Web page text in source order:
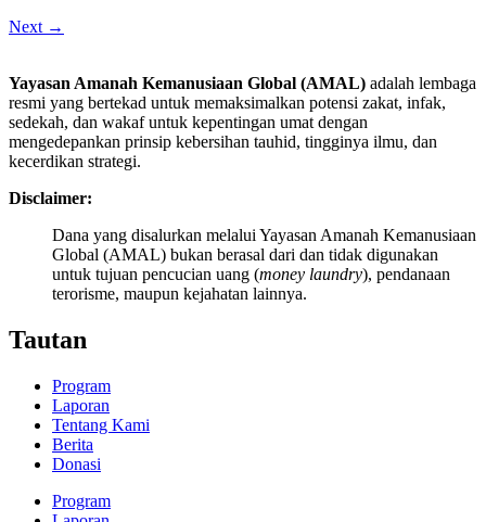
Next →
Yayasan Amanah Kemanusiaan Global (AMAL) adalah lembaga
resmi yang bertekad untuk memaksimalkan potensi zakat, infak,
sedekah, dan wakaf untuk kepentingan umat dengan
mengedepankan prinsip kebersihan tauhid, tingginya ilmu, dan
kecerdikan strategi.
Disclaimer:
Dana yang disalurkan melalui Yayasan Amanah Kemanusiaan
Global (AMAL) bukan berasal dari dan tidak digunakan
untuk tujuan pencucian uang (money laundry), pendanaan
terorisme, maupun kejahatan lainnya.
Tautan
Program
Laporan
Tentang Kami
Berita
Donasi
Program